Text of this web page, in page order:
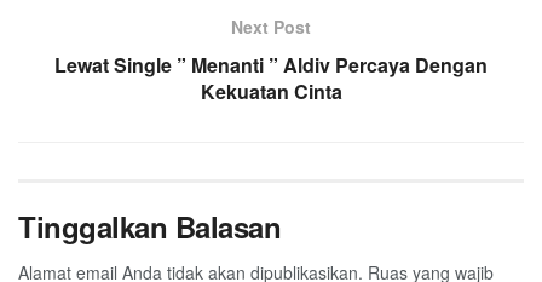
Next Post
Lewat Single ” Menanti ” Aldiv Percaya Dengan
Kekuatan Cinta
Tinggalkan Balasan
Alamat email Anda tidak akan dipublikasikan. Ruas yang wajib